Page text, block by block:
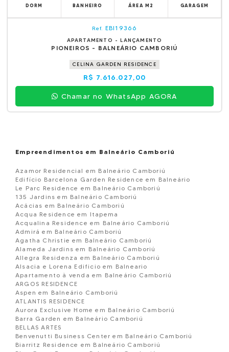
DORM BANHEIRO ÁREA M2 GARAGEM
Ref. EBI19366
APARTAMENTO - LANÇAMENTO
PIONEIROS - BALNEÁRIO CAMBORIÚ
CELINA GARDEN RESIDENCE
R$ 7.616.027,00
Chamar no WhatsApp AGORA
Empreendimentos em Balneário Camboriú
Azamor Residencial em Balneário Camboriú
Edifício Barcelona Garden Residence em Balneário
Le Parc Residence em Balneário Camboriú
135 Jardins em Balneário Camboriú
Acácias em Balneário Camboriú
Acqua Residence em Itapema
Acqualina Residence em Balneário Camboriú
Admirá em Balneário Camboriú
Agatha Christie em Balneário Camboriú
Alameda Jardins em Balneário Camboriú
Allegra Residenza em Balneário Camboriú
Alsacia e Lorena Edificio em Balneario
Apartamento à venda em Balneário Camboriú
ARGOS RESIDENCE
Aspen em Balneário Camboriú
ATLANTIS RESIDENCE
Aurora Exclusive Home em Balneário Camboriú
Barra Garden em Balneário Camboriú
BELLAS ARTES
Benvenutti Business Center em Balneário Camboriú
Biarritz Residence em Balneário Camboriú